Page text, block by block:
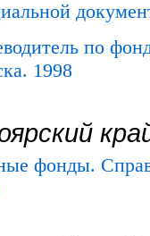
по
1998
фонды.